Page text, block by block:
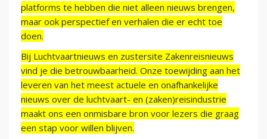
platforms te hebben die niet alleen nieuws brengen,
maar ook perspectief en verhalen die er echt toe
doen.
Bij Luchtvaartnieuws en zustersite Zakenreisnieuws
vind je die betrouwbaarheid. Onze toewijding aan het
leveren van het meest actuele en onafhankelijke
nieuws over de luchtvaart- en (zaken)reisindustrie
maakt ons een onmisbare bron voor lezers die graag
een stap voor willen blijven.